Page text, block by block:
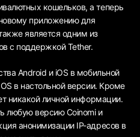
кошельков, а теперь
приложению для
является одним из
с поддержкой Tether.
Android и iOS в мобильной
в настольной версии. Кроме
никакой личной информации.
любую версию Coinomi и
анонимизации IP-адресов в